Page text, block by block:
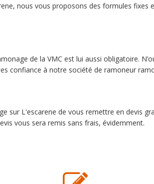
nous vous proposons des formules fixes
de la VMC est lui aussi obligatoire.
confiance à notre société de ramoneur
sur L'escarene de vous remettre en devis
vous sera remis sans frais, évidemment.